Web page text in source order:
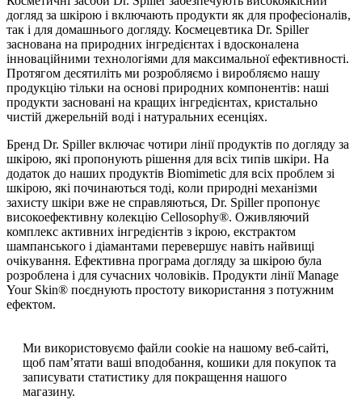
догляд за шкірою і включають продукти як для професіоналів,
так і для домашнього догляду. Космецевтика Dr. Spiller
заснована на природних інгредієнтах і вдосконалена
інноваційними технологіями для максимальної ефективності.
Протягом десятиліть ми розробляємо і виробляємо нашу
продукцію тільки на основі природних компонентів: наші
продукти засновані на кращих інгредієнтах, кристально
чистій джерельній воді і натуральних есенціях.
Бренд Dr. Spiller включає чотири лінії продуктів по догляду за
шкірою, які пропонують рішення для всіх типів шкіри. На
додаток до наших продуктів Biomimetic для всіх проблем зі
шкірою, які починаються тоді, коли природні механізми
захисту шкіри вже не справляються, Dr. Spiller пропонує
високоефективну колекцію Cellosophy®. Оживляючий
комплекс активних інгредієнтів з ікрою, екстрактом
шампанського і діамантами перевершує навіть найвищі
очікування. Ефективна програма догляду за шкірою була
розроблена і для сучасних чоловіків. Продукти лінії Manage
Your Skin® поєднують простоту використання з потужним
ефектом.
Ми використовуємо файли cookie на нашому веб-сайті,
щоб пам’ятати ваші вподобання, кошики для покупок та
записувати статистику для покращення нашого
магазину.